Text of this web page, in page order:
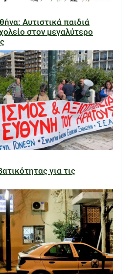
Αυτιστικά παιδιά
στον μεγαλύτερο
για τις